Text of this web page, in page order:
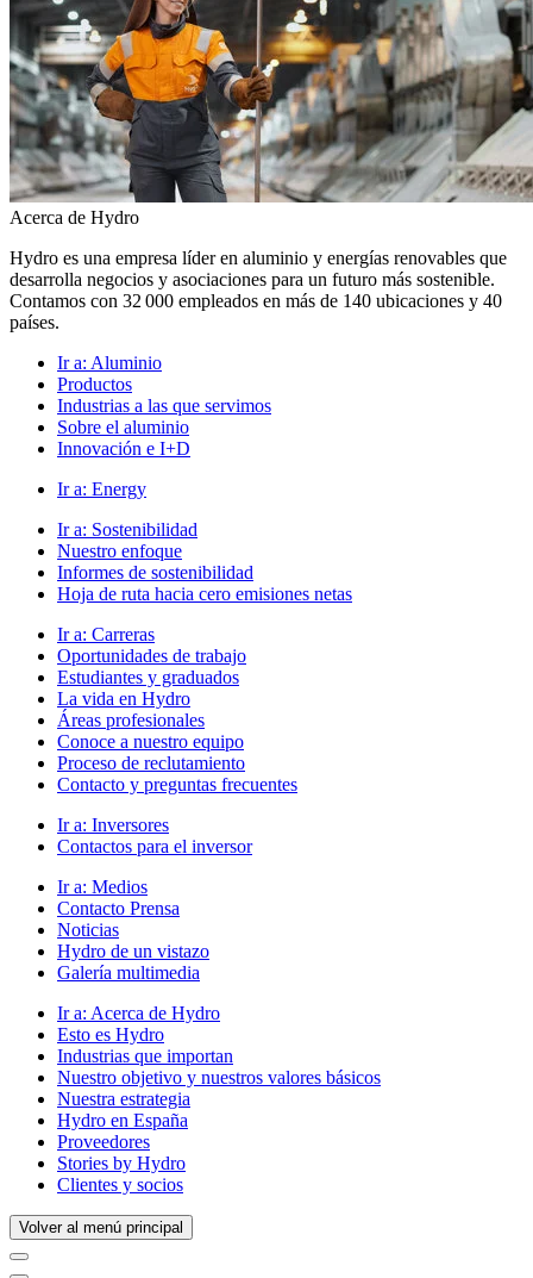
Acerca de Hydro
Hydro es una empresa líder en aluminio y energías renovables que
desarrolla negocios y asociaciones para un futuro más sostenible.
Contamos con 32 000 empleados en más de 140 ubicaciones y 40
países.
Ir a: Aluminio
Productos
Industrias a las que servimos
Sobre el aluminio
Innovación e I+D
Ir a: Energy
Ir a: Sostenibilidad
Nuestro enfoque
Informes de sostenibilidad
Hoja de ruta hacia cero emisiones netas
Ir a: Carreras
Oportunidades de trabajo
Estudiantes y graduados
La vida en Hydro
Áreas profesionales
Conoce a nuestro equipo
Proceso de reclutamiento
Contacto y preguntas frecuentes
Ir a: Inversores
Contactos para el inversor
Ir a: Medios
Contacto Prensa
Noticias
Hydro de un vistazo
Galería multimedia
Ir a: Acerca de Hydro
Esto es Hydro
Industrias que importan
Nuestro objetivo y nuestros valores básicos
Nuestra estrategia
Hydro en España
Proveedores
Stories by Hydro
Clientes y socios
Volver al menú principal